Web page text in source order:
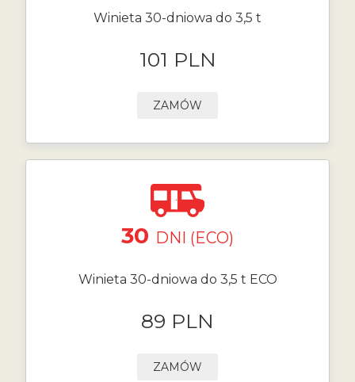
Winieta 30-dniowa do 3,5 t
101 PLN
ZAMÓW
30 DNI (ECO)
Winieta 30-dniowa do 3,5 t ECO
89 PLN
ZAMÓW